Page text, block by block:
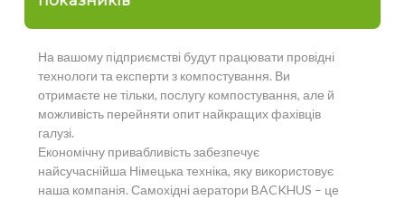
На вашому підприємстві будут працювати провідні
технологи та експерти з компостування. Ви
отримаєте не тільки, послугу компостування, але й
можливість перейняти опит найкращих фахівців
галузі.
Економічну привабливість забезпечує
найсучаснійша Німецька техніка, яку використовує
наша компанія. Самохідні аератори BACKHUS – це